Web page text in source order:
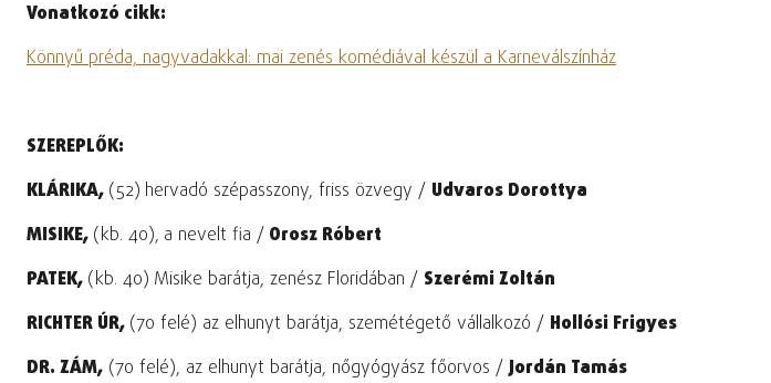
Vonatkozó cikk:
Könnyű préda, nagyvadakkal: mai zenés komédiával készül a Karneválszínház
SZEREPLŐK:
KLÁRIKA, (52) hervadó szépasszony, friss özvegy / Udvaros Dorottya
MISIKE, (kb. 40), a nevelt fia / Orosz Róbert
PATEK, (kb. 40) Misike barátja, zenész Floridában / Szerémi Zoltán
RICHTER ÚR, (70 felé) az elhunyt barátja, szemétégető vállalkozó / Hollósi Frigyes
DR. ZÁM, (70 felé), az elhunyt barátja, nőgyógyász főorvos /Jordán Tamás